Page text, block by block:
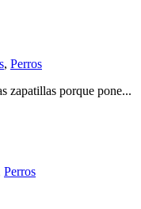
, Perros
zapatillas porque pone...
Perros